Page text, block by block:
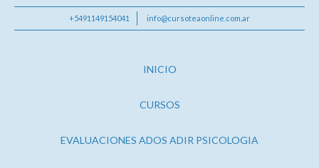
+5491149154041 info@cursoteaonline.com.ar
INICIO
CURSOS
EVALUACIONES ADOS ADIR PSICOLOGIA